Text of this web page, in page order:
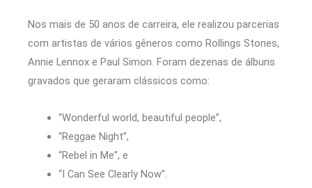
Nos mais de 50 anos de carreira, ele realizou parcerias
com artistas de vários gêneros como Rollings Stones,
Annie Lennox e Paul Simon. Foram dezenas de álbuns
gravados que geraram clássicos como:
“Wonderful world, beautiful people”,
“Reggae Night”,
“Rebel in Me”, e
“I Can See Clearly Now”.